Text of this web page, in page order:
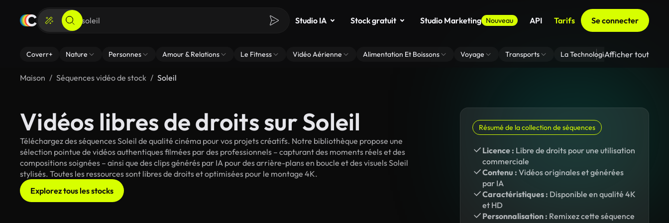
Studio IA Stock gratuit Studio Marketing Nouveau API Tarifs Se connecter
Coverr+ Nature Personnes Amour & Relations Le Fitness Vidéo Aérienne Alimentation Et Boissons Voyage Transports La Technologie Zoom En
Afficher tout
Maison Séquences vidéo de stock Soleil
Vidéos libres de droits sur Soleil
Téléchargez des séquences Soleil de qualité cinéma pour vos projets créatifs. Notre bibliothèque propose une
sélection pointue de vidéos authentiques filmées par des professionnels – capturant des moments réels et des
compositions soignées – ainsi que des clips générés par IA pour des arrière-plans en boucle et des visuels Soleil
stylisés. Toutes les ressources sont libres de droits et optimisées pour le montage 4K.
Explorez tous les stocks
Résumé de la collection de séquences
Licence : Libre de droits pour une utilisation
commerciale
Contenu : Vidéos originales et générées
par IA
Caractéristiques : Disponible en qualité 4K
et HD
Personnalisation : Remixez cette séquence